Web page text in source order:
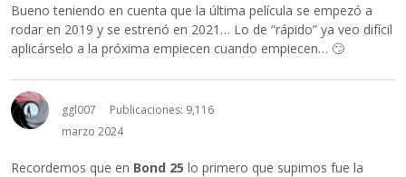
Bueno teniendo en cuenta que la última película se empezó a
rodar en 2019 y se estrenó en 2021… Lo de “rápido” ya veo difícil
aplicárselo a la próxima empiecen cuando empiecen… 🙄
ggl007
Publicaciones: 9,116
marzo 2024
Recordemos que en Bond 25 lo primero que supimos fue la